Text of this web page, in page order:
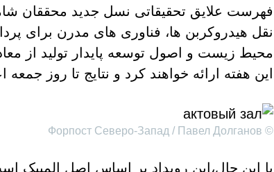
فهرست علایق تحقیقاتی نسل جدید محققان
نقل هیدروکربن ها، فناوری های مدرن برای
محیط زیست و اصول توسعه پایدار تولید از
این هفته ارائه خواهند کرد و نتایج تا روز
© Форпост Северо-Запад / Павел Долганов
با این حال،این رویداد بر اساس اصل